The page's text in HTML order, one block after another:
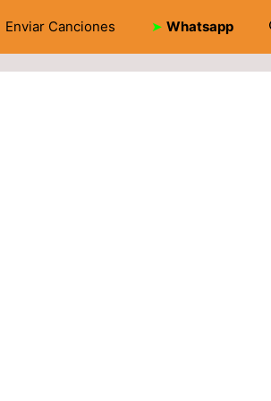
Enviar Canciones ➤ Whatsapp